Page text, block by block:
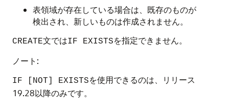
表領域が存在している場合は、既存のものが
検出され、新しいものは作成されません。
CREATE文ではIF EXISTSを指定できません。
ノート:
IF [NOT] EXISTSを使用できるのは、リリース
19.28以降のみです。